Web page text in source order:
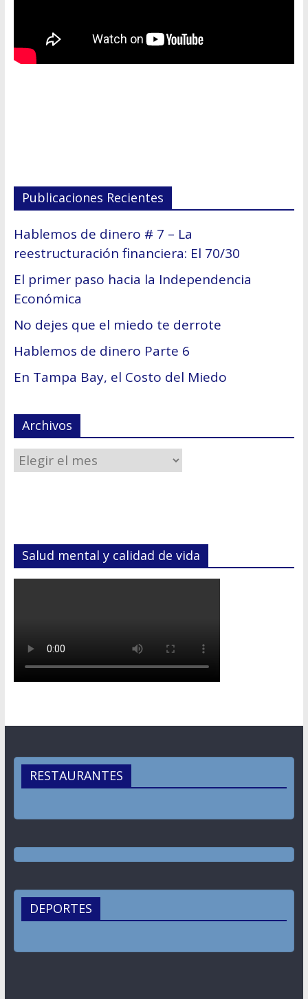
Publicaciones Recientes
Hablemos de dinero # 7 – La
reestructuración financiera: El 70/30
El primer paso hacia la Independencia
Económica
No dejes que el miedo te derrote
Hablemos de dinero Parte 6
En Tampa Bay, el Costo del Miedo
Archivos
Salud mental y calidad de vida
RESTAURANTES
DEPORTES